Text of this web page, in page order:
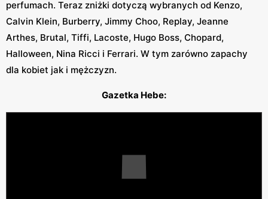
perfumach. Teraz zniżki dotyczą wybranych od Kenzo,
Calvin Klein, Burberry, Jimmy Choo, Replay, Jeanne
Arthes, Brutal, Tiffi, Lacoste, Hugo Boss, Chopard,
Halloween, Nina Ricci i Ferrari. W tym zarówno zapachy
dla kobiet jak i mężczyzn.
Gazetka Hebe: